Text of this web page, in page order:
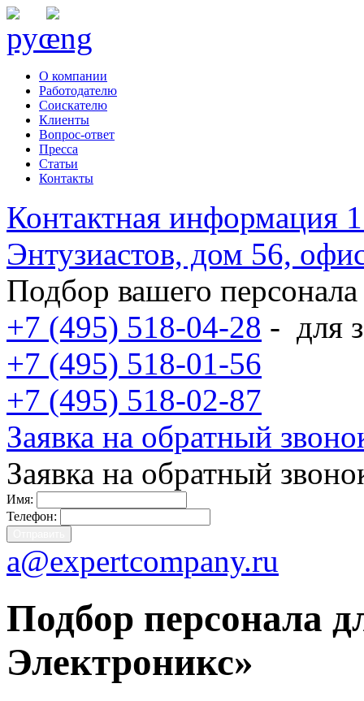
О компании
Работодателю
Соискателю
Клиенты
Вопрос-ответ
Пресса
Статьи
Контакты
Контактная информация
Энтузиастов, дом 56,
Подбор вашего персонала
+7 (495) 518-04-28 - для
+7 (495) 518-01-56
+7 (495) 518-02-87
Заявка на обратный
Заявка на обратный
Имя:
Телефон:
a@expertcompany.ru
Подбор персонала
Электроникс»